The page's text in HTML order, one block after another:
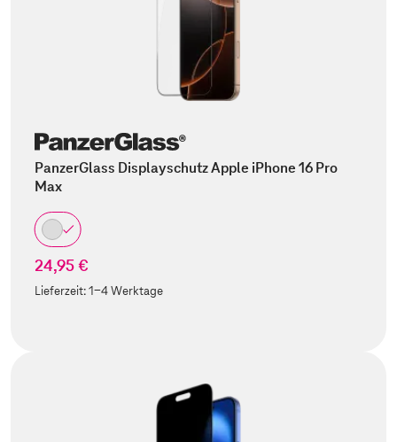
PanzerGlass Displayschutz Apple iPhone 16 Pro
Max
24,95 €
Lieferzeit:1-4 Werktage